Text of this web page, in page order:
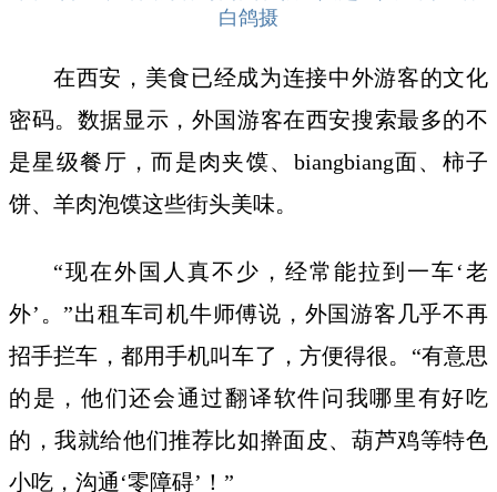
白鸽摄
在西安，美食已经成为连接中外游客的文化
密码。数据显示，外国游客在西安搜索最多的不
是星级餐厅，而是肉夹馍、biangbiang面、柿子
饼、羊肉泡馍这些街头美味。
“现在外国人真不少，经常能拉到一车‘老
外’。”出租车司机牛师傅说，外国游客几乎不再
招手拦车，都用手机叫车了，方便得很。“有意思
的是，他们还会通过翻译软件问我哪里有好吃
的，我就给他们推荐比如擀面皮、葫芦鸡等特色
小吃，沟通‘零障碍’！”